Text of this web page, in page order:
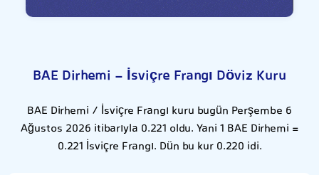
BAE Dirhemi - İsviçre Frangı Döviz Kuru
BAE Dirhemi / İsviçre Frangı kuru bugün Perşembe 6
Ağustos 2026 itibarıyla 0.221 oldu. Yani 1 BAE Dirhemi =
0.221 İsviçre Frangı. Dün bu kur 0.220 idi.